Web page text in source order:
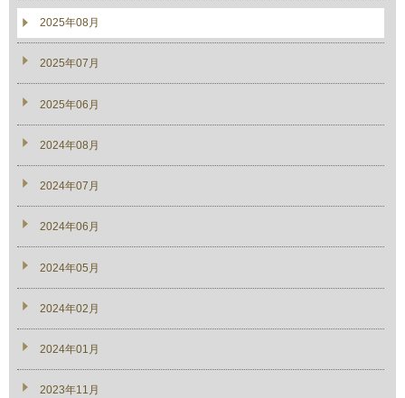
2025年08月
2025年07月
2025年06月
2024年08月
2024年07月
2024年06月
2024年05月
2024年02月
2024年01月
2023年11月